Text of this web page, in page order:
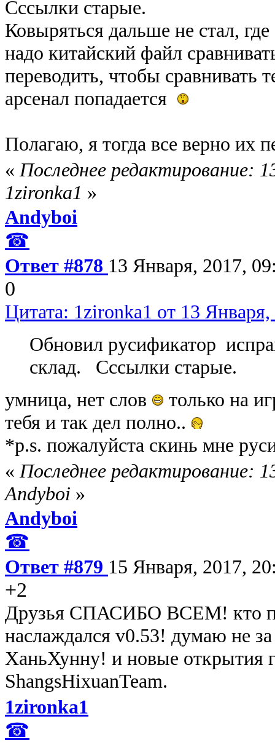
Сссылки старые.
Ковыряться дальше не стал,
надо китайский файл
переводить, чтобы сравнивать
арсенал попадается
Полагаю, я тогда все верно их
« Последнее редактирование:
1zironka1 »
Andyboi
☎
Ответ #878 13 Января, 2017,
0
Цитата: 1zironka1 от 13
Обновил русификатор
склад. Сссылки старые.
умница, нет слов
только на
тебя и так дел полно..
*p.s. пожалуйста скинь мне
« Последнее редактирование:
Andyboi »
Andyboi
☎
Ответ #879 15 Января, 2017,
+2
Друзья СПАСИБО ВСЕМ! кто
наслаждался v0.53! думаю не
ХаньХунну! и новые открытия
ShangsHixuanTeam.
1zironka1
☎